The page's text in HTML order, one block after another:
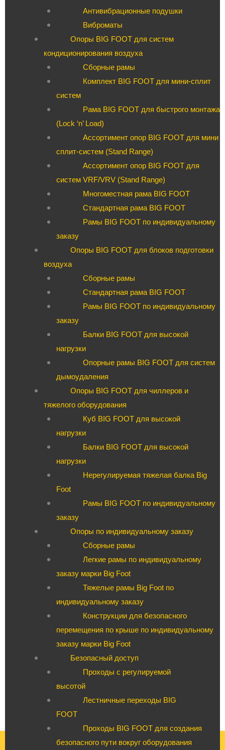
Антивибрационные подушки
Виброматы
Опоры BIG FOOT для систем
кондиционирования воздуха
Сборные рамы
Комплект BIG FOOT для мини-сплит
систем
Рама BIG FOOT для быстрого монтажа
(Lock ‘n’ Load)
Ассортимент опор BIG FOOT для мини
сплит-систем (Stand Range)
Ассортимент опор BIG FOOT для
систем VRF/VRV (Stand Range)
Многоместная рама BIG FOOT
Стандартная рама BIG FOOT
Рамы BIG FOOT по индивидуальному
заказу
Опоры BIG FOOT для блоков подготовки
воздуха
Сборные рамы
Стандартная рама BIG FOOT
Рамы BIG FOOT по индивидуальному
заказу
Балки BIG FOOT для высокой
нагрузки
Опорные рамы BIG FOOT для систем
дымоудаления
Опоры BIG FOOT для чиллеров и
тяжелого оборудования
Куб BIG FOOT для высокой
нагрузки
Балки BIG FOOT для высокой
нагрузки
Нерегулируемая тяжелая балка Big
Foot
Рамы BIG FOOT по индивидуальному
заказу
Опоры по индивидуальному заказу
Сборные рамы
Легкие рамы по индивидуальному
заказу марки Big Foot
Тяжелые рамы Big Foot по
индивидуальному заказу
Конструкции для безопасного
перемещения по крыше по индивидуальному
заказу марки Big Foot
Безопасный доступ
Проходы с регулируемой
высотой
Лестничные переходы BIG
FOOT
Проходы BIG FOOT для создания
безопасного пути вокруг оборудования